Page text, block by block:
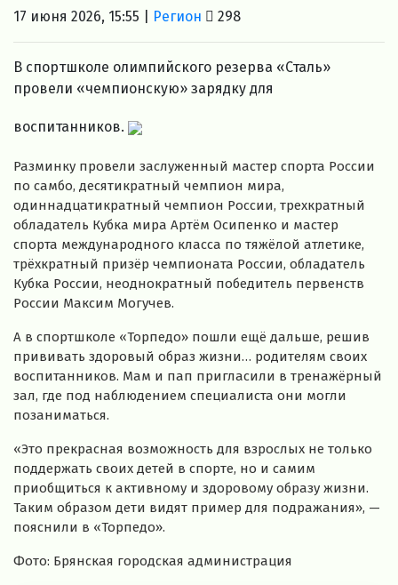
17 июня 2026, 15:55 | Регион 298
В спортшколе олимпийского резерва «Сталь»
провели «чемпионскую» зарядку для
воспитанников.
Разминку провели заслуженный мастер спорта России
по самбо, десятикратный чемпион мира,
одиннадцатикратный чемпион России, трехкратный
обладатель Кубка мира Артём Осипенко и мастер
спорта международного класса по тяжёлой атлетике,
трёхкратный призёр чемпионата России, обладатель
Кубка России, неоднократный победитель первенств
России Максим Могучев.
А в спортшколе «Торпедо» пошли ещё дальше, решив
прививать здоровый образ жизни… родителям своих
воспитанников. Мам и пап пригласили в тренажёрный
зал, где под наблюдением специалиста они могли
позаниматься.
«Это прекрасная возможность для взрослых не только
поддержать своих детей в спорте, но и самим
приобщиться к активному и здоровому образу жизни.
Таким образом дети видят пример для подражания», —
пояснили в «Торпедо».
Фото: Брянская городская администрация